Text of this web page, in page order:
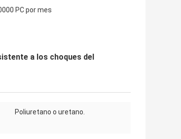
PC por mes
a los choques del
Poliuretano o uretano.